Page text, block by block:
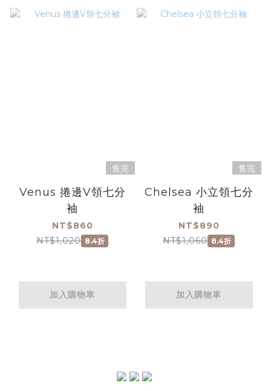
售完
Venus 捲邊V領七分
袖
NT$860
NT$1,020 8.4折
加入購物車
售完
Chelsea 小立領七分
袖
NT$890
NT$1,060 8.4折
加入購物車